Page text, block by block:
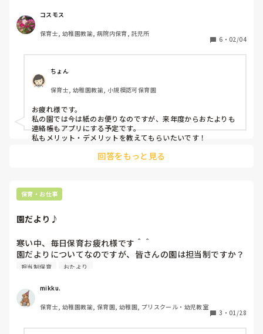
コスモス
保育士, 幼稚園教諭, 病院内保育, 託児所
6 ・ 02/04
ちょん
保育士, 幼稚園教諭, 小規模認可保育園
お疲れ様です。
私の園では今は紙のお便りなのですが、来年度からおたよりも
連絡帳もアプリにする予定です。
私もメリット・デメリットを教えてもらいたいです！
回答をもっと見る
保育・お仕事
園だより♪
寒い中、毎日保育お疲れ様です＾＾
園だよりについてなのですが、皆さんの園は担当制ですか？
担当制保育 おたより
mikku.
保育士, 幼稚園教諭, 保育園, 幼稚園, プリスクール・幼児教室
3 ・ 01/28